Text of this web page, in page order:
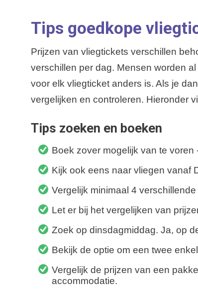
Tips goedkope
Prijzen van vliegtickets verschillen
verschillen per dag. Mensen worden
voor elk vliegticket anders is. Als je
vergelijken en controleren. Hieronder
Tips zoeken en boeken
Boek zover mogelijk van te voren
Kijk ook eens naar vliegen vanaf
Vergelijk minimaal 4
Let er bij het vergelijken van
Zoek op dinsdagmiddag. Ja, op
Bekijk de optie om een twee
Vergelijk de prijzen van een
accommodatie.